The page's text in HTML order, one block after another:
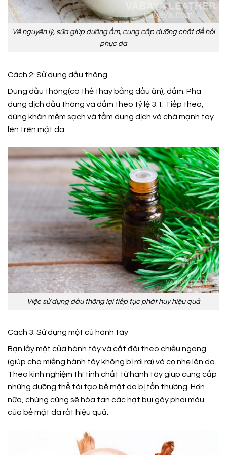
Về nguyên lý, sữa giúp dưỡng ẩm, cung cấp dưỡng chất để hồi
phục da
Cách 2: Sử dụng dầu thông
Dùng dầu thông(có thể thay bằng dầu ăn), dấm. Pha
dung dịch dầu thông và dấm theo tỷ lệ 3:1. Tiếp theo,
dùng khăn mềm sạch và tẩm dung dịch và chà mạnh tay
lên trên mặt da.
Việc sử dụng dầu thông lại tiếp tục phát huy hiệu quả
Cách 3: Sử dụng một củ hành tây
Bạn lấy một của hành tây và cắt đôi theo chiều ngang
(giúp cho miếng hành tây không bị rơi ra) và cọ nhẹ lên da.
Theo kinh nghiệm thì tinh chất từ hành tây giúp cung cấp
những dưỡng thể tái tạo bề mặt da bị tổn thương. Hơn
nữa, chúng cũng sẽ hòa tan các hạt bụi gây phai màu
của bề mặt da rất hiệu quả.